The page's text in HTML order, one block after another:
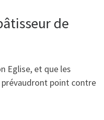
de
Eglise, et que les
point contre